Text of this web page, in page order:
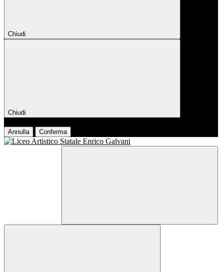
Chiudi
Chiudi
Annulla Conferma